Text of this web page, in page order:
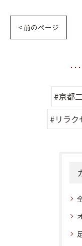
< 前のページ
#京都
#リラク